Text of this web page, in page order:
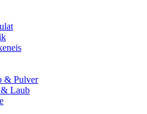
& Pulver
Laub